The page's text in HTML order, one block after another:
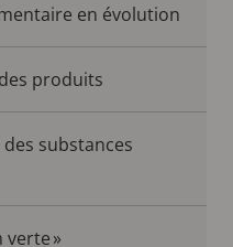
en évolution
produits
substances
verte »